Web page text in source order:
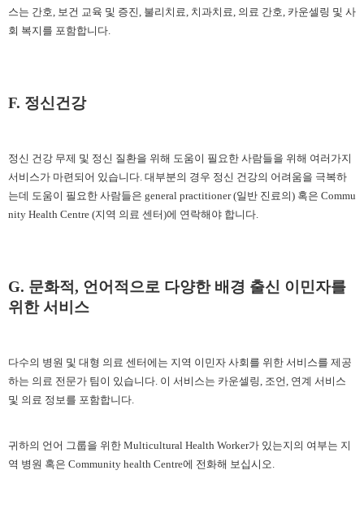
스는 간호, 보건 교육 및 증진, 불리치료, 치과치료, 의료 간호, 카운셀링 및 사
회 복지를 포함합니다.
F. 정신건강
정신 건강 무제 및 정신 질환을 위해 도움이 필요한 사람들을 위해 여러가지
서비스가 마련되어 있습니다. 대부분의 경우 정신 건강의 어려움을 극복하
는데 도움이 필요한 사람들은 general practitioner (일반 진료의) 혹은 Commu
nity Health Centre (지역 의료 센터)에 연락해야 합니다.
G. 문화적, 언어적으로 다양한 배경 출신 이민자를
위한 서비스
다수의 병원 및 대형 의료 센터에는 지역 이민자 사회를 위한 서비스를 제공
하는 의료 전문가 팀이 있습니다. 이 서비스는 카운셀링, 조언, 연계 서비스
및 의료 정보를 포함합니다.
귀하의 언어 그룹을 위한 Multicultural Health Worker가 있는지의 여부는 지
역 병원 혹은 Community health Centre에 전화해 보십시오.